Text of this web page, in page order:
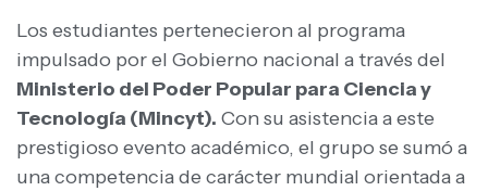
Los estudiantes pertenecieron al programa
impulsado por el Gobierno nacional a través del
Ministerio del Poder Popular para Ciencia y
Tecnología (Mincyt). Con su asistencia a este
prestigioso evento académico, el grupo se sumó a
una competencia de carácter mundial orientada a